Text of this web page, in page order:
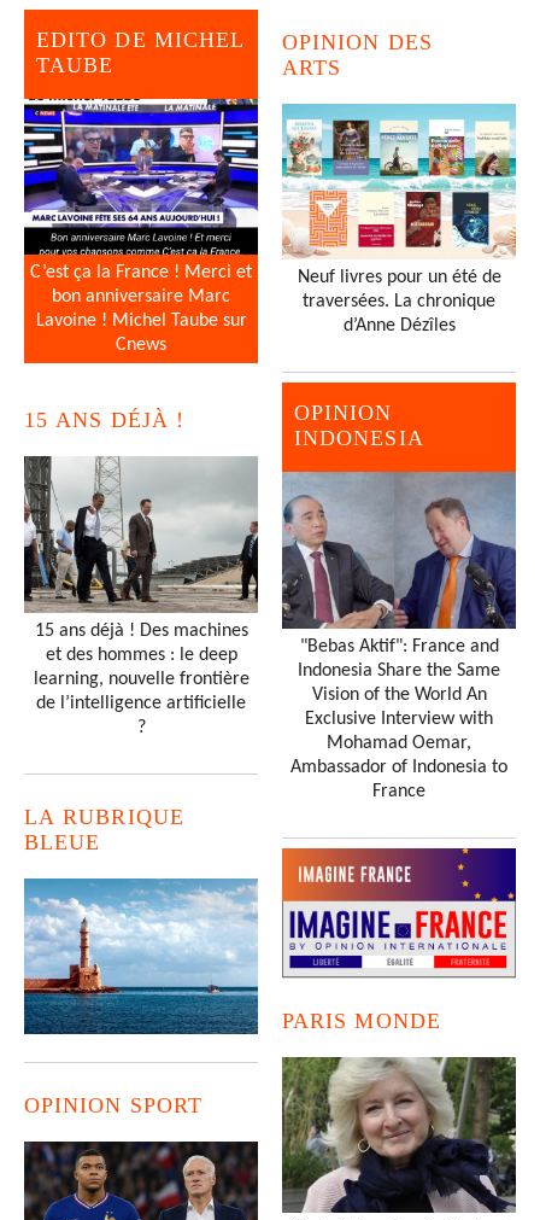
EDITO DE MICHEL
TAUBE
C’est ça la France ! Merci et
bon anniversaire Marc
Lavoine ! Michel Taube sur
Cnews
15 ANS DÉJÀ !
15 ans déjà ! Des machines
et des hommes : le deep
learning, nouvelle frontière
de l’intelligence artificielle
?
LA RUBRIQUE
BLEUE
OPINION SPORT
OPINION DES
ARTS
Neuf livres pour un été de
traversées. La chronique
d’Anne Dézîles
OPINION
INDONESIA
"Bebas Aktif": France and
Indonesia Share the Same
Vision of the World An
Exclusive Interview with
Mohamad Oemar,
Ambassador of Indonesia to
France
PARIS MONDE